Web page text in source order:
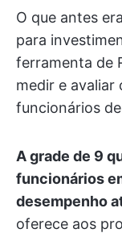
O que antes
para
ferramenta de
medir e avaliar
funcionários
A grade de 9
funcionários
desempenho
oferece aos